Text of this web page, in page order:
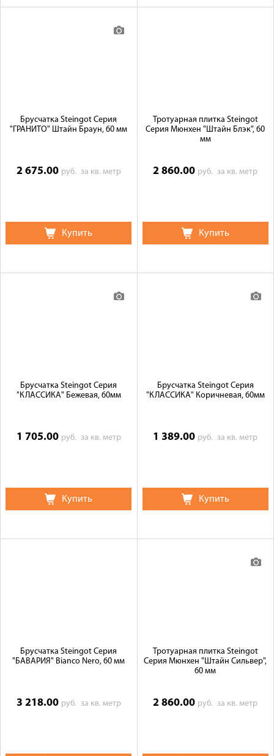
Брусчатка Steingot Серия
"ГРАНИТО" Штайн Браун, 60 мм
2 675.00 руб. за кв. метр
Купить
Тротуарная плитка Steingot
Серия Мюнхен "Штайн Блэк", 60
мм
2 860.00 руб.за кв. метр
Купить
Брусчатка Steingot Серия
"КЛАССИКА" Бежевая, 60мм
1 705.00 руб. за кв. метр
Купить
Брусчатка Steingot Серия
"КЛАССИКА" Коричневая, 60мм
1 389.00 руб.за кв. метр
Купить
Брусчатка Steingot Серия
"БАВАРИЯ" Bianco Nero, 60 мм
3 218.00 руб. за кв. метр
Тротуарная плитка Steingot
Серия Мюнхен "Штайн Сильвер",
60 мм
2 860.00 руб.за кв. метр